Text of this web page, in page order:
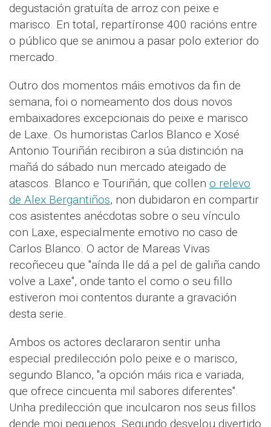
degustación gratuíta de arroz con peixe e
marisco. En total, repartíronse 400 racións entre
o público que se animou a pasar polo exterior do
mercado.
Outro dos momentos máis emotivos da fin de
semana, foi o nomeamento dos dous novos
embaixadores excepcionais do peixe e marisco
de Laxe. Os humoristas Carlos Blanco e Xosé
Antonio Touriñán recibiron a súa distinción na
mañá do sábado nun mercado ateigado de
atascos. Blanco e Touriñán, que collen o relevo
de Alex Bergantiños, non dubidaron en compartir
cos asistentes anécdotas sobre o seu vínculo
con Laxe, especialmente emotivo no caso de
Carlos Blanco. O actor de Mareas Vivas
recoñeceu que "aínda lle dá a pel de galiña cando
volve a Laxe", onde tanto el como o seu fillo
estiveron moi contentos durante a gravación
desta serie.
Ambos os actores declararon sentir unha
especial predilección polo peixe e o marisco,
segundo Blanco, "a opción máis rica e variada,
que ofrece cincuenta mil sabores diferentes".
Unha predilección que inculcaron nos seus fillos
dende moi pequenos. Segundo desvelou divertido